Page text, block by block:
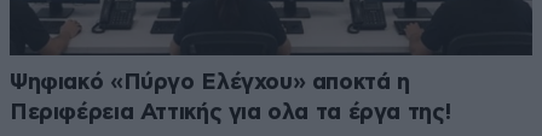
Ψηφιακό «Πύργο Ελέγχου» αποκτά η
Περιφέρεια Αττικής για ολα τα έργα της!